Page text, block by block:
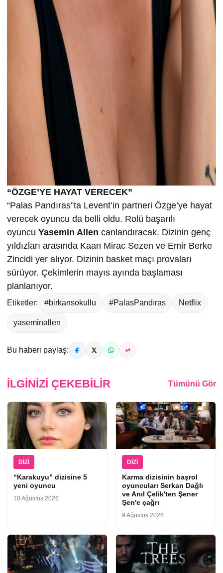
“ÖZGE’YE HAYAT VERECEK”
“Palas Pandıras”ta Levent’in partneri Özge’ye hayat
verecek oyuncu da belli oldu. Rolü başarılı
oyuncu Yasemin Allen canlandıracak. Dizinin genç
yıldızları arasında Kaan Mirac Sezen ve Emir Berke
Zincidi yer alıyor. Dizinin basket maçı provaları
sürüyor. Çekimlerin mayıs ayında başlaması
planlanıyor.
Etiketler: #birkansokullu #PalasPandıras Netflix
yaseminallen
Bu haberi paylaş:
İLGINIZI ÇEKEBILIR Tümünü Gör
DIZI
“Karakuyu” dizisine 5
yeni oyuncu
10 Ağustos 2026
DIZI
Karma dizisinin başrol
oyuncuları Serkan Dağlı
ve Anıl Çelik'ten Şener
Şen'e çağrı
9 Ağustos 2026